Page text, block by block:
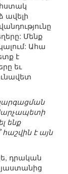
հստակ
ավելի
Մենք
Ահա
է
եւ
ենք
հաշվին է այն
դրական